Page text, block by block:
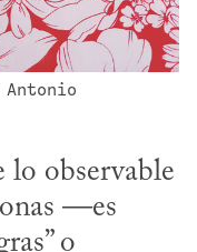
lo observable
—es
o